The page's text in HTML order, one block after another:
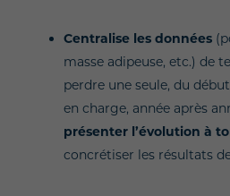
Centralise les données
masse adipeuse, etc.) de
perdre une seule, du
en charge, année après
présenter l’évolution à
concrétiser les résultats